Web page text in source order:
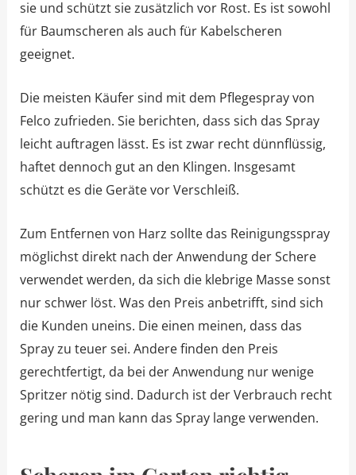
sie und schützt sie zusätzlich vor Rost. Es ist sowohl
für Baumscheren als auch für Kabelscheren
geeignet.
Die meisten Käufer sind mit dem Pflegespray von
Felco zufrieden. Sie berichten, dass sich das Spray
leicht auftragen lässt. Es ist zwar recht dünnflüssig,
haftet dennoch gut an den Klingen. Insgesamt
schützt es die Geräte vor Verschleiß.
Zum Entfernen von Harz sollte das Reinigungsspray
möglichst direkt nach der Anwendung der Schere
verwendet werden, da sich die klebrige Masse sonst
nur schwer löst. Was den Preis anbetrifft, sind sich
die Kunden uneins. Die einen meinen, dass das
Spray zu teuer sei. Andere finden den Preis
gerechtfertigt, da bei der Anwendung nur wenige
Spritzer nötig sind. Dadurch ist der Verbrauch recht
gering und man kann das Spray lange verwenden.